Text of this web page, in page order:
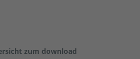
zum download